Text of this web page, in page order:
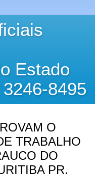
Estado
8495
O
TRABALHO
DO
PR.